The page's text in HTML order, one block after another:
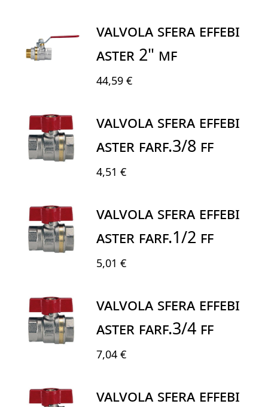
VALVOLA SFERA EFFEBI
ASTER 2" MF
44,59 €
VALVOLA SFERA EFFEBI
ASTER FARF.3/8 FF
4,51 €
VALVOLA SFERA EFFEBI
ASTER FARF.1/2 FF
5,01 €
VALVOLA SFERA EFFEBI
ASTER FARF.3/4 FF
7,04 €
VALVOLA SFERA EFFEBI